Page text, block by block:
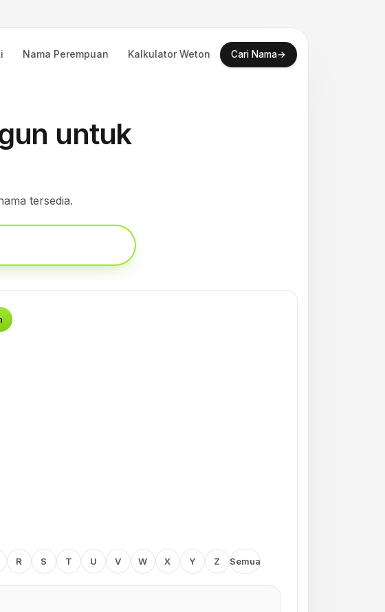
Nama Perempuan Kalkulator Weton Cari Nama→
untuk
tersedia.
R S T U V W X Y Z Semua